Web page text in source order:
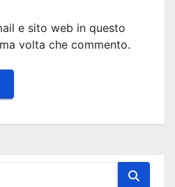
e sito web in questo
volta che commento.